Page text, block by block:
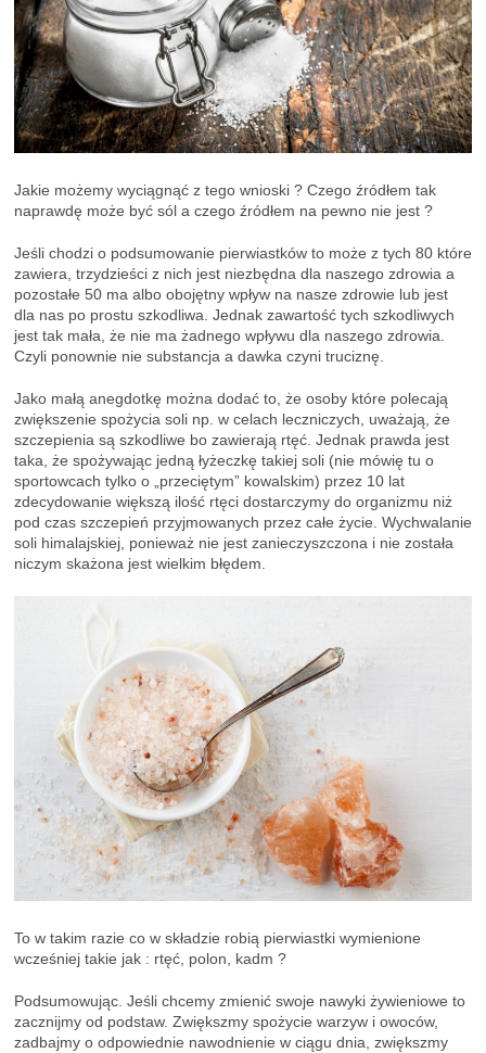
Jakie możemy wyciągnąć z tego wnioski ? Czego źródłem tak
naprawdę może być sól a czego źródłem na pewno nie jest ?
Jeśli chodzi o podsumowanie pierwiastków to może z tych 80 które
zawiera, trzydzieści z nich jest niezbędna dla naszego zdrowia a
pozostałe 50 ma albo obojętny wpływ na nasze zdrowie lub jest
dla nas po prostu szkodliwa. Jednak zawartość tych szkodliwych
jest tak mała, że nie ma żadnego wpływu dla naszego zdrowia.
Czyli ponownie nie substancja a dawka czyni truciznę.
Jako małą anegdotkę można dodać to, że osoby które polecają
zwiększenie spożycia soli np. w celach leczniczych, uważają, że
szczepienia są szkodliwe bo zawierają rtęć. Jednak prawda jest
taka, że spożywając jedną łyżeczkę takiej soli (nie mówię tu o
sportowcach tylko o „przeciętym” kowalskim) przez 10 lat
zdecydowanie większą ilość rtęci dostarczymy do organizmu niż
pod czas szczepień przyjmowanych przez całe życie. Wychwalanie
soli himalajskiej, ponieważ nie jest zanieczyszczona i nie została
niczym skażona jest wielkim błędem.
To w takim razie co w składzie robią pierwiastki wymienione
wcześniej takie jak : rtęć, polon, kadm ?
Podsumowując. Jeśli chcemy zmienić swoje nawyki żywieniowe to
zacznijmy od podstaw. Zwiększmy spożycie warzyw i owoców,
zadbajmy o odpowiednie nawodnienie w ciągu dnia, zwiększmy